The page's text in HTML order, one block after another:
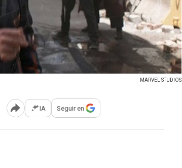
MARVEL STUDIOS
Abrir opciones para compartir
IA Seguir en